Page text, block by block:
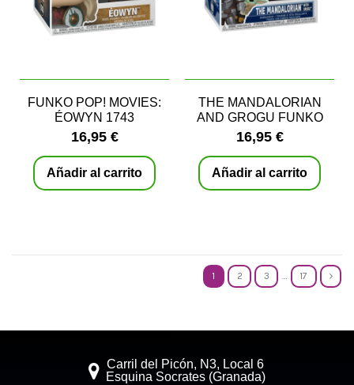
FUNKO POP! MOVIES:
ÉOWYN 1743
16,95 €
Añadir al carrito
THE MANDALORIAN
AND GROGU FUNKO
POP! 818
16,95 €
Añadir al carrito
1 2 3 … 17
Carril del Picón, N3, Local 6
Esquina Socrates (Granada)